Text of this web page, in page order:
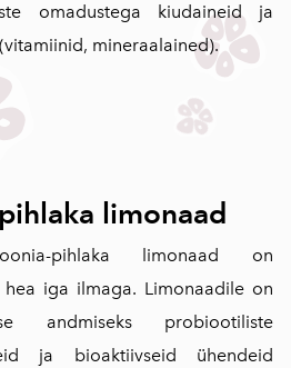
omadustega kiudaineid ja
mineraalained).
limonaad
pihlaka limonaad on
iga ilmaga. Limonaadile on
andmiseks probiootiliste
ja bioaktiivseid ühendeid